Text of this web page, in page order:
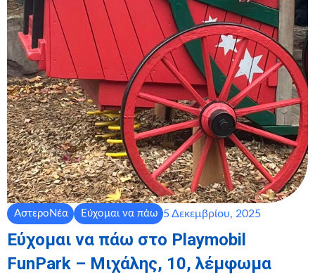
ΑστεροΝέα Εύχομαι να πάω 5 Δεκεμβρίου, 2025
Εύχομαι να πάω στο Playmobil
FunPark – Μιχάλης, 10, λέμφωμα